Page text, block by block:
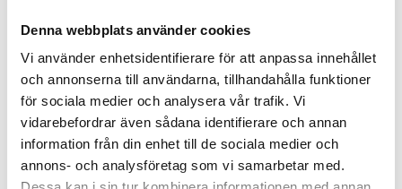
Denna webbplats använder cookies
Vi använder enhetsidentifierare för att anpassa innehållet
och annonserna till användarna, tillhandahålla funktioner
för sociala medier och analysera vår trafik. Vi
vidarebefordrar även sådana identifierare och annan
information från din enhet till de sociala medier och
annons- och analysföretag som vi samarbetar med.